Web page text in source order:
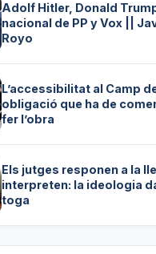
Adolf Hitler, Donald
nacional de PP y Vox ||
Royo
L’accessibilitat al Camp
obligació que ha de
fer l’obra
Els jutges responen a la
interpreten: la ideologia
toga